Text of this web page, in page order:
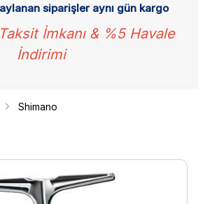
siparişler aynı gün kargo
İmkanı & %5 Havale
İndirimi
Shimano